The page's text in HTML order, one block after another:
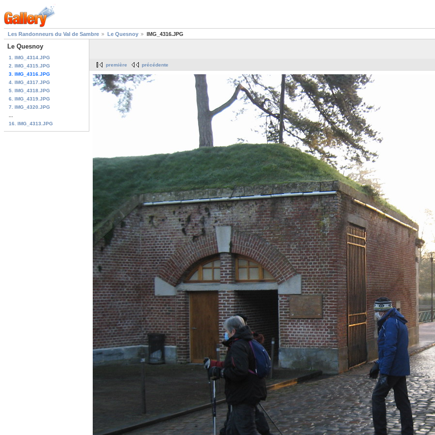
Les Randonneurs du Val de Sambre Le Quesnoy IMG_4316.JPG
Le Quesnoy
1. IMG_4314.JPG
2. IMG_4315.JPG
3. IMG_4316.JPG
4. IMG_4317.JPG
5. IMG_4318.JPG
6. IMG_4319.JPG
7. IMG_4320.JPG
16. IMG_4313.JPG
première précédente